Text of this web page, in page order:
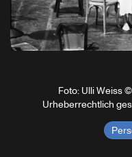
Foto: Ulli Weiss
Urheberrechtlich